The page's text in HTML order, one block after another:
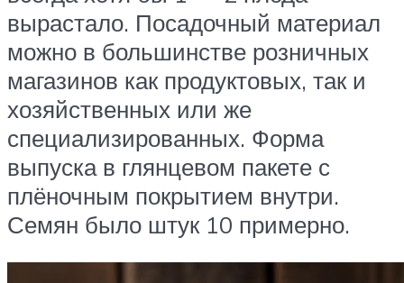
вырастало. Посадочный материал
можно в большинстве розничных
магазинов как продуктовых, так и
хозяйственных или же
специализированных. Форма
выпуска в глянцевом пакете с
плёночным покрытием внутри.
Семян было штук 10 примерно.